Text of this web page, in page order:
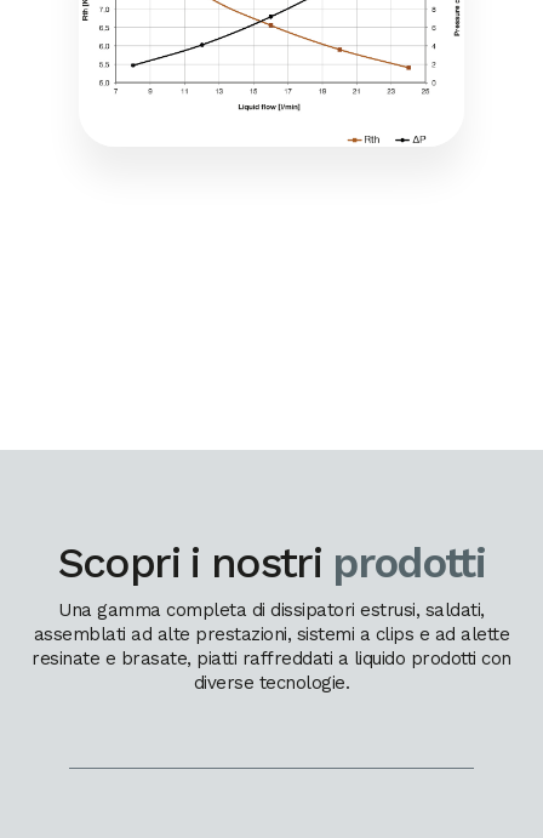
Scopri i nostri prodotti
Una gamma completa di dissipatori estrusi, saldati,
assemblati ad alte prestazioni, sistemi a clips e ad alette
resinate e brasate, piatti raffreddati a liquido prodotti con
diverse tecnologie.